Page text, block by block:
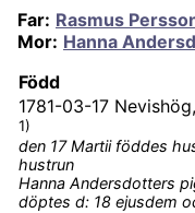
Far: Rasmus
Mor: Hanna
Född
1781-03-17
1)
den 17 Martii föddes
hustrun
Hanna Andersdotters
döptes d: 18 ejusdem